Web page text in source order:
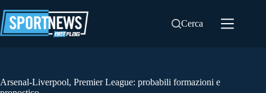
al
contenuto
Cerca
Arsenal-Liverpool, Premier League: probabili formazioni e